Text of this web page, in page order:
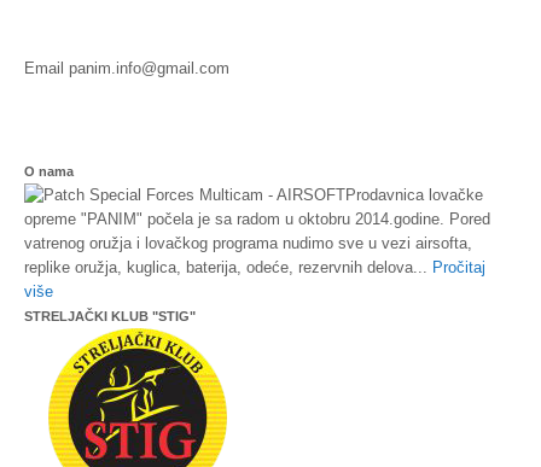
Email panim.info@gmail.com
O nama
Prodavnica lovačke
opreme "PANIM" počela je sa radom u oktobru 2014.godine. Pored
vatrenog oružja i lovačkog programa nudimo sve u vezi airsofta,
replike oružja, kuglica, baterija, odeće, rezervnih delova...
Pročitaj
više
STRELJAČKI KLUB "STIG"